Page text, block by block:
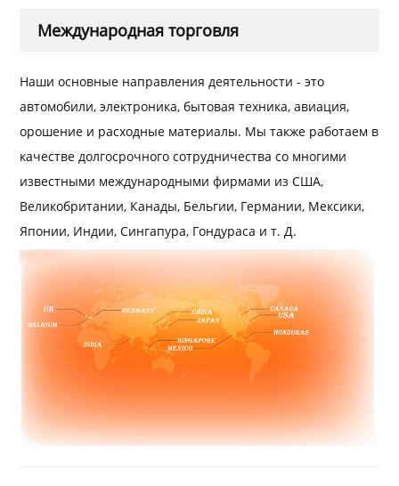
Международная торговля
Наши основные направления деятельности - это
автомобили, электроника, бытовая техника, авиация,
орошение и расходные материалы. Мы также работаем в
качестве долгосрочного сотрудничества со многими
известными международными фирмами из США,
Великобритании, Канады, Бельгии, Германии, Мексики,
Японии, Индии, Сингапура, Гондураса и т. Д.